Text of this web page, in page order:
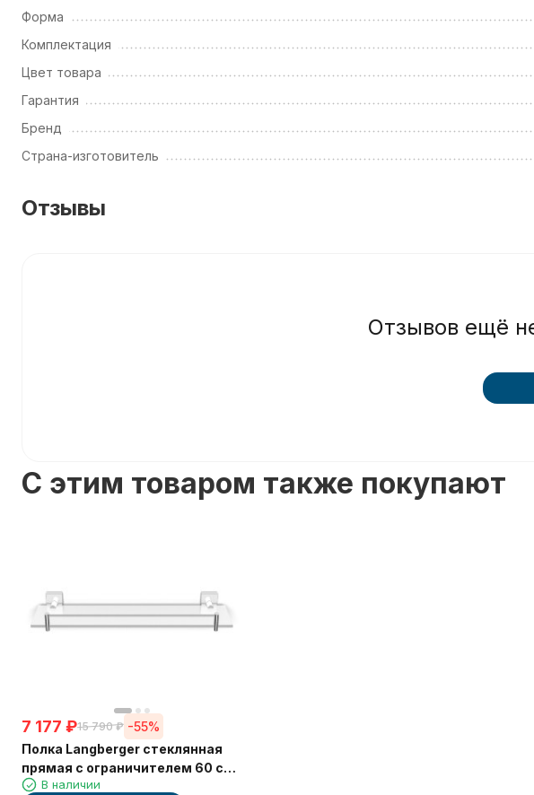
Форма
Комплектация
Цвет товара
Гарантия
Бренд
Страна-изготовитель
Отзывы
Отзывов ещё
C этим товаром также покупают
7 177 ₽15 790 ₽ -55%
Полка Langberger стеклянная
прямая с ограничителем 60 см
11851AВ наличии